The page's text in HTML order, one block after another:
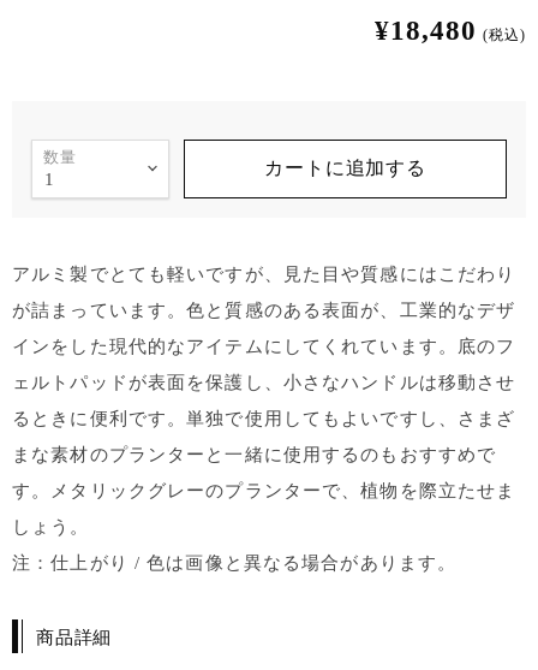
¥18,480 (税込)
数量 カートに追加する
アルミ製でとても軽いですが、見た目や質感にはこだわり
が詰まっています。色と質感のある表面が、工業的なデザ
インをした現代的なアイテムにしてくれています。底のフ
ェルトパッドが表面を保護し、小さなハンドルは移動させ
るときに便利です。単独で使用してもよいですし、さまざ
まな素材のプランターと一緒に使用するのもおすすめで
す。メタリックグレーのプランターで、植物を際立たせま
しょう。
注：仕上がり / 色は画像と異なる場合があります。
商品詳細